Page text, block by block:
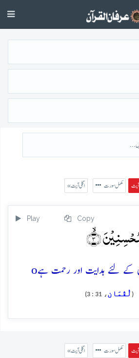
مکمل سورت « اگلی آیت
Play Copy
ۙ﴿۳﴾
o
( لُقْمَان ، 31 : 3)
مکمل سورت « اگلی آیت